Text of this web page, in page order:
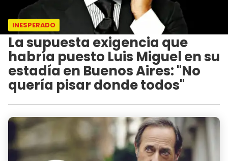
INESPERADO
La supuesta exigencia que
habría puesto Luis Miguel en su
estadía en Buenos Aires: "No
quería pisar donde todos"